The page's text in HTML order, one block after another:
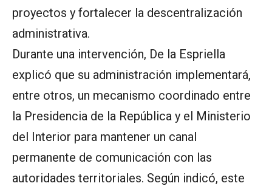
proyectos y fortalecer la descentralización
administrativa.
Durante una intervención, De la Espriella
explicó que su administración implementará,
entre otros, un mecanismo coordinado entre
la Presidencia de la República y el Ministerio
del Interior para mantener un canal
permanente de comunicación con las
autoridades territoriales. Según indicó, este